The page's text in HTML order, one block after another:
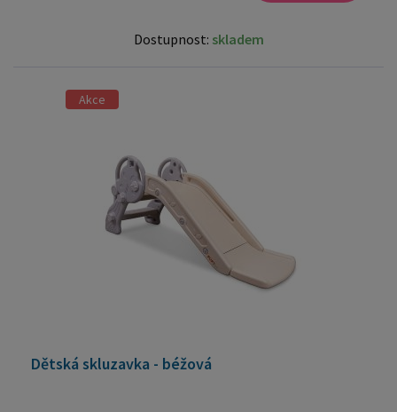
Dostupnost: skladem
Akce
Dětská skluzavka - béžová